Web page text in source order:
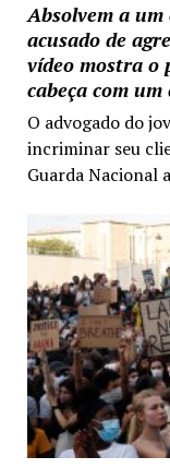
Absolvem a
acusado de
vídeo mostra o
cabeça com um
O advogado do
incriminar seu
Guarda Nacional